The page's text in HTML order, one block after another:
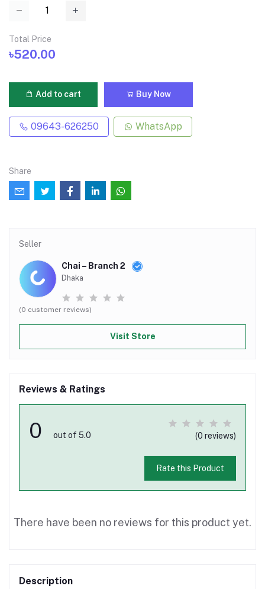
Total Price
৳520.00
Add to cart Buy Now
09643-626250 WhatsApp
Share
Seller
Chai – Branch 2
Dhaka
(0 customer reviews)
Visit Store
Reviews & Ratings
0 out of 5.0 (0 reviews)
Rate this Product
There have been no reviews for this product yet.
Description